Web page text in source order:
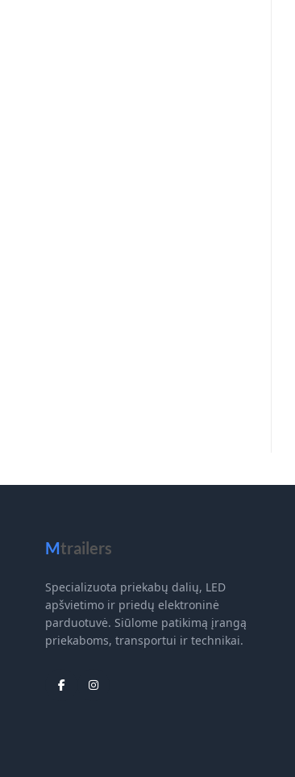
Mtrailers
Specializuota priekabų dalių, LED
apšvietimo ir priedų elektroninė
parduotuvė. Siūlome patikimą įrangą
priekaboms, transportui ir technikai.